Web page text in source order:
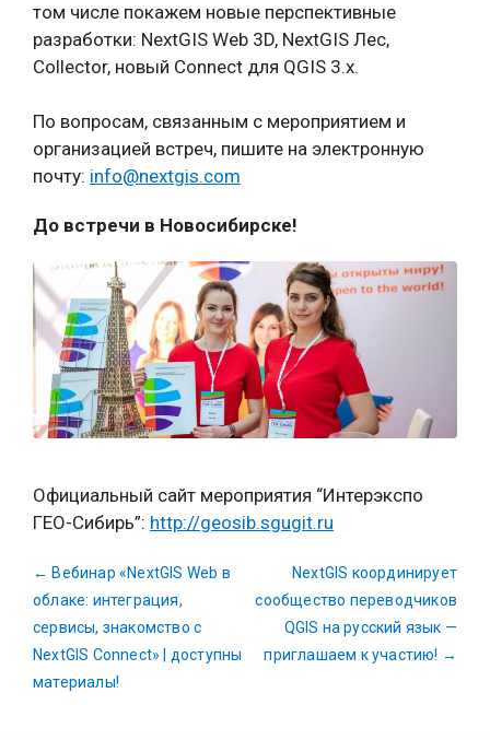
том числе покажем новые перспективные
разработки: NextGIS Web 3D, NextGIS Лес,
Collector, новый Connect для QGIS 3.x.
По вопросам, связанным с мероприятием и
организацией встреч, пишите на электронную
почту: info@nextgis.com
До встречи в Новосибирске!
Официальный сайт мероприятия “Интерэкспо
ГЕО-Сибирь”: http://geosib.sgugit.ru
← Вебинар «NextGIS Web в
облаке: интеграция,
сервисы, знакомство с
NextGIS Connect» | доступны
материалы!
NextGIS координирует
сообщество переводчиков
QGIS на русский язык —
приглашаем к участию! →